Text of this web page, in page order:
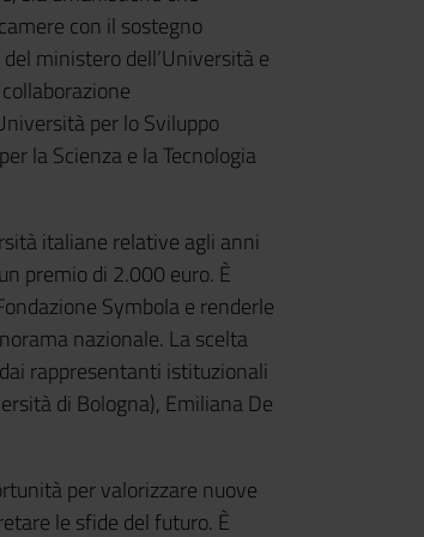
con il sostegno
ministero dell’Università e
per lo Sviluppo
la Scienza e la Tecnologia
italiane relative agli anni
premio di 2.000 euro. È
Symbola e renderle
nazionale. La scelta
rappresentanti istituzionali
di Bologna), Emiliana De
per valorizzare nuove
le sfide del futuro. È